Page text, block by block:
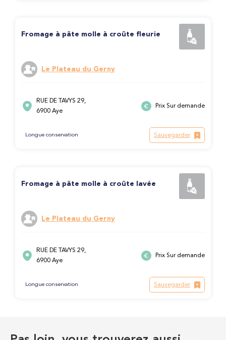
Fromage à pâte molle à croûte fleurie
Le Plateau du Gerny
RUE DE TAVYS 29,
6900 Aye
Prix Sur demande
Longue conservation Sauvegarder
Fromage à pâte molle à croûte lavée
Le Plateau du Gerny
RUE DE TAVYS 29,
6900 Aye
Prix Sur demande
Longue conservation Sauvegarder